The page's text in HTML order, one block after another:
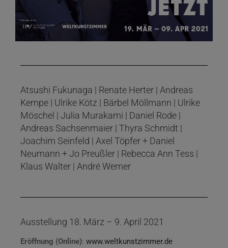
Atsushi Fukunaga | Renate Herter | Andreas
Kempe | Ulrike Kötz | Bärbel Möllmann | Ulrike
Möschel | Julia Murakami | Daniel Rode |
Andreas Sachsenmaier | Thyra Schmidt |
Joachim Seinfeld | Axel Töpfer + Daniel
Neumann + Jo Preußler | Rebecca Ann Tess |
Klaus Walter | André Werner
Ausstellung 18. März – 9. April 2021
Eröffnung (Online): www.weltkunstzimmer.de